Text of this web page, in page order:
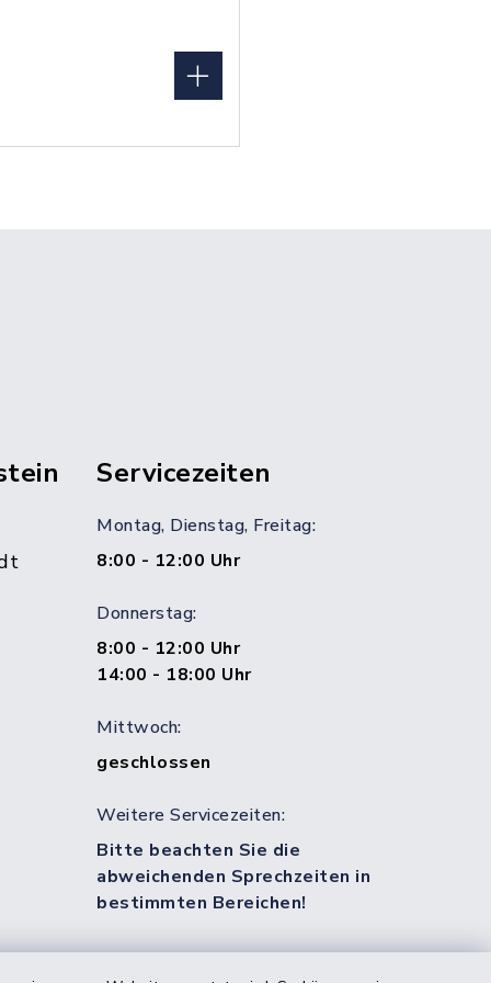
Servicezeiten
Montag, Dienstag, Freitag:
8:00 - 12:00 Uhr
Donnerstag:
8:00 - 12:00 Uhr
14:00 - 18:00 Uhr
Mittwoch:
geschlossen
Weitere Servicezeiten:
Bitte beachten Sie die
abweichenden Sprechzeiten in
bestimmten Bereichen!